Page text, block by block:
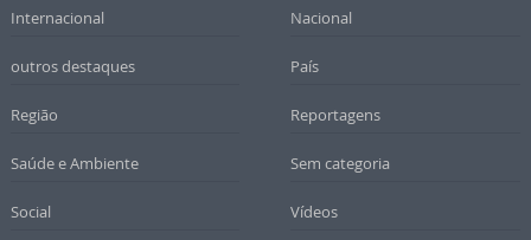
Internacional Nacional
outros destaques País
Região Reportagens
Saúde e Ambiente Sem categoria
Social Vídeos